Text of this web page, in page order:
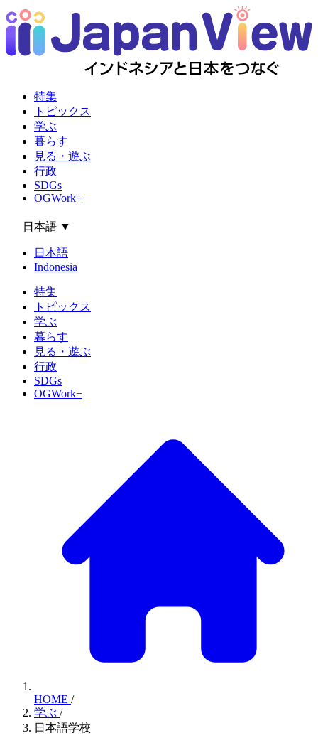
特集
トピックス
学ぶ
暮らす
見る・遊ぶ
行政
SDGs
OGWork+
日本語 ▼
日本語
Indonesia
特集
トピックス
学ぶ
暮らす
見る・遊ぶ
行政
SDGs
OGWork+
HOME /
学ぶ /
日本語学校